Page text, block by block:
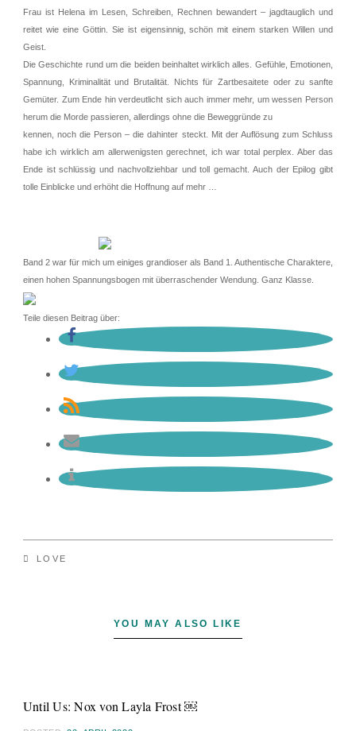
Frau ist Helena im Lesen, Schreiben, Rechnen bewandert – jagdtauglich und
reitet wie eine Göttin. Sie ist eigensinnig, schön mit einem starken Willen und
Geist.
Die Geschichte rund um die beiden beinhaltet wirklich alles. Gefühle, Emotionen,
Spannung, Kriminalität und Brutalität. Nichts für Zartbesaitete oder zu sanfte
Gemüter. Zum Ende hin verdeutlicht sich auch immer mehr, um wessen Person
herum die Morde passieren, allerdings ohne die Beweggründe zu
kennen, noch die Person – die dahinter steckt. Mit der Auflösung zum Schluss
habe ich wirklich am allerwenigsten gerechnet, ich war total perplex. Aber das
Ende ist schlüssig und nachvollziehbar und toll gemacht. Auch der Epilog gibt
tolle Einblicke und erhöht die Hoffnung auf mehr …
Band 2 war für mich um einiges grandioser als Band 1. Authentische Charaktere,
einen hohen Spannungsbogen mit überraschender Wendung. Ganz Klasse.
Teile diesen Beitrag über:
LOVE
YOU MAY ALSO LIKE
Until Us: Nox von Layla Frost ￼